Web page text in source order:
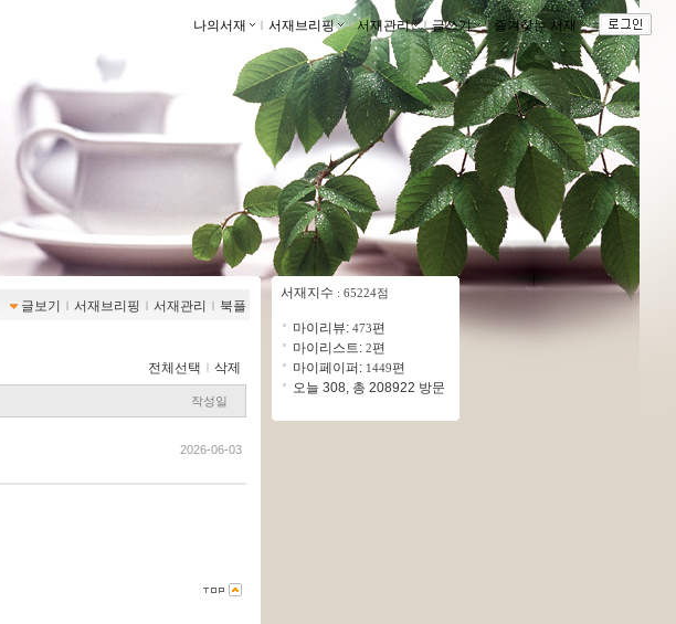
나의서재 ｌ 서재브리핑 ｌ서재관리 ｌ글쓰기 ｌ 즐겨찾는 서재 ｌ
글보기 ｌ 서재브리핑 ｌ 서재관리 ｌ 북플
전체선택 ｌ 삭제
작성일
2026-06-03
서재지수 : 65224점
마이리뷰: 473편
마이리스트: 2편
마이페이퍼: 1449편
오늘 308, 총 208922 방문